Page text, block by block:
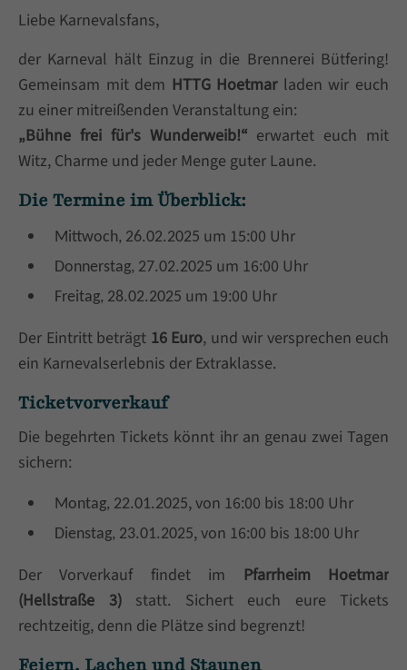
Drop us a line
info@yourdomain.com
About us
Lorem ipsum dolor sit amet, consectetuer
adipiscing elit.
Aenean commodo ligula eget dolor. Aenean
massa. Cum sociis natoque penatibus et magnis
dis parturient montes, nascetur ridiculus mus.
Donec quam felis, ultricies nec.
Liebe Karnevalsfans,
der Karneval hält Einzug in die Brennerei Bütfering!
Gemeinsam mit dem HTTG Hoetmarladen wir euch
zu einer mitreißenden Veranstaltung ein:
„Bühne frei für's Wunderweib!“ erwartet euch mit
Witz, Charme und jeder Menge guter Laune.
Die Termine im Überblick:
Mittwoch, 26.02.2025 um 15:00 Uhr
Donnerstag, 27.02.2025 um 16:00 Uhr
Freitag, 28.02.2025 um 19:00 Uhr
Der Eintritt beträgt 16 Euro, und wir versprechen euch
ein Karnevalserlebnis der Extraklasse.
Ticketvorverkauf
Die begehrten Tickets könnt ihr an genau zwei Tagen
sichern:
Montag, 22.01.2025, von 16:00 bis 18:00 Uhr
Dienstag, 23.01.2025, von 16:00 bis 18:00 Uhr
Der Vorverkauf findet im Pfarrheim Hoetmar
(Hellstraße 3)statt. Sichert euch eure Tickets
rechtzeitig, denn die Plätze sind begrenzt!